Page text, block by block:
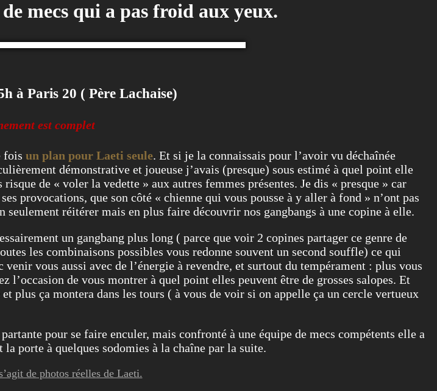
mecs qui a pas froid aux yeux.
à Paris 20 ( Père Lachaise)
est complet
fois un plan pour Laeti seule. Et si je la connaissais pour l’avoir vu déchaînée
démonstrative et joueuse j’avais (presque) sous estimé à quel point elle
de « voler la vedette » aux autres femmes présentes. Je dis « presque » car
provocations, que son côté « chienne qui vous pousse à y aller à fond » n’ont pas
réitérer mais en plus faire découvrir nos gangbangs à une copine à elle.
un gangbang plus long ( parce que voir 2 copines partager ce genre de
les combinaisons possibles vous redonne souvent un second souffle) ce qui
vous aussi avec de l’énergie à revendre, et surtout du tempérament : plus vous
l’occasion de vous montrer à quel point elles peuvent être de grosses salopes. Et
plus ça montera dans les tours ( à vous de voir si on appelle ça un cercle vertueux
pour se faire enculer, mais confronté à une équipe de mecs compétents elle a
porte à quelques sodomies à la chaîne par la suite.
de photos réelles de Laeti.